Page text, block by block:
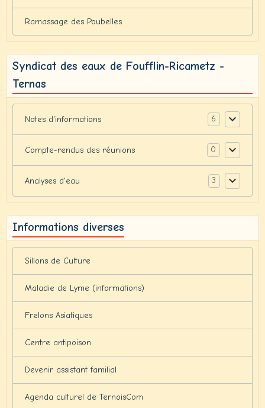
Ramassage des Poubelles
Syndicat des eaux de Foufflin-Ricametz -
Ternas
Notes d'informations 6
Compte-rendus des réunions 0
Analyses d'eau 3
Informations diverses
Sillons de Culture
Maladie de Lyme (informations)
Frelons Asiatiques
Centre antipoison
Devenir assistant familial
Agenda culturel de TernoisCom